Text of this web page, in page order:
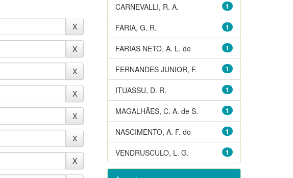
1
CARNEVALLI, R. A.
1
FARIA, G. R.
1
FARIAS NETO, A. L. de
1
FERNANDES JUNIOR, F.
1
ITUASSU, D. R.
1
MAGALHÃES, C. A. de S.
1
NASCIMENTO, A. F. do
1
VENDRUSCULO, L. G.